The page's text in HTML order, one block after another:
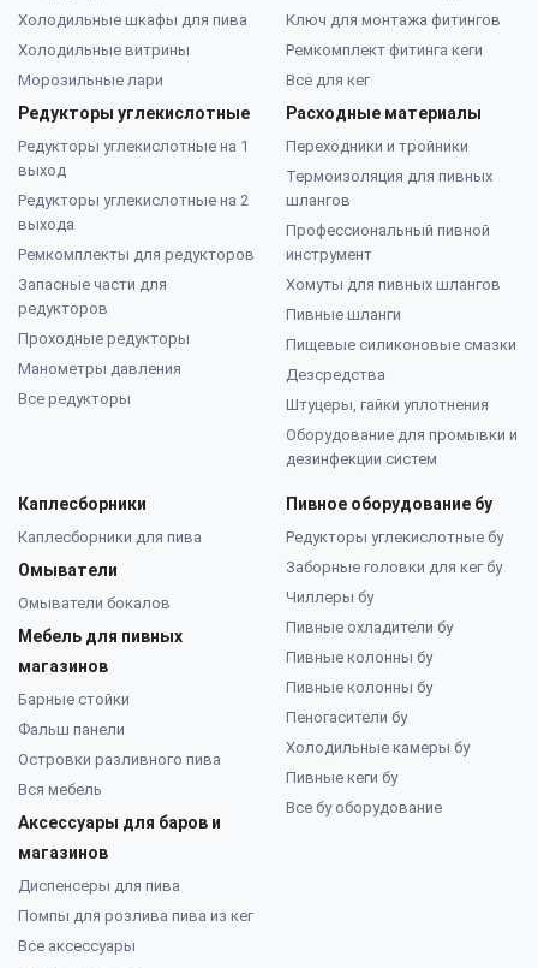
Холодильные шкафы для пива
Холодильные витрины
Морозильные лари
Редукторы углекислотные
Редукторы углекислотные на 1
выход
Редукторы углекислотные на 2
выхода
Ремкомплекты для редукторов
Запасные части для
редукторов
Проходные редукторы
Манометры давления
Все редукторы
Ключ для монтажа фитингов
Ремкомплект фитинга кеги
Все для кег
Расходные материалы
Переходники и тройники
Термоизоляция для пивных
шлангов
Профессиональный пивной
инструмент
Хомуты для пивных шлангов
Пивные шланги
Пищевые силиконовые смазки
Дезсредства
Штуцеры, гайки уплотнения
Оборудование для промывки и
дезинфекции систем
Каплесборники
Каплесборники для пива
Омыватели
Омыватели бокалов
Мебель для пивных
магазинов
Барные стойки
Фальш панели
Островки разливного пива
Вся мебель
Аксессуары для баров и
магазинов
Диспенсеры для пива
Помпы для розлива пива из кег
Все аксессуары
Пивное оборудование бу
Редукторы углекислотные бу
Заборные головки для кег бу
Чиллеры бу
Пивные охладители бу
Пивные колонны бу
Пивные колонны бу
Пеногасители бу
Холодильные камеры бу
Пивные кеги бу
Все бу оборудование